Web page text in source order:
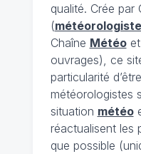
qualité. Crée par
(météorologiste
Chaîne Météoet
ouvrages), ce
particularité
météorologistes
situation météo
réactualisent les
que possible